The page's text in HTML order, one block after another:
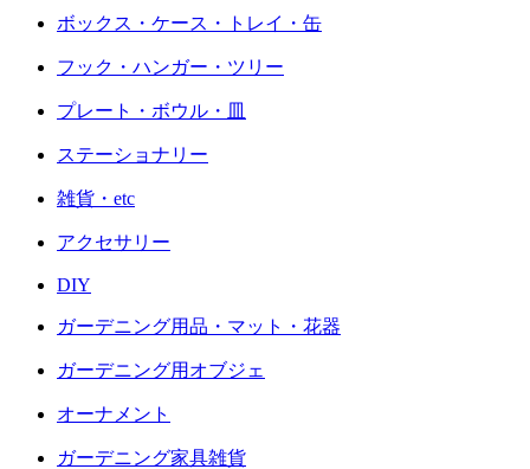
ボックス・ケース・トレイ・缶
フック・ハンガー・ツリー
プレート・ボウル・皿
ステーショナリー
雑貨・etc
アクセサリー
DIY
ガーデニング用品・マット・花器
ガーデニング用オブジェ
オーナメント
ガーデニング家具雑貨